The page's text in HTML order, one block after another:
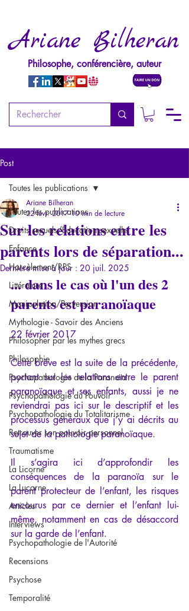
Ariane Bilheran
Philosophe, conférencière, auteur
Post
Toutes les publications
Droits sexuels/Education sexuelle
Enfance
Harcèlement/RPS
Littérature
Manipulation/Perversion
Mythologie - Savoir des Anciens
Philosopher par les mythes grecs
Philosophie
Psychopathologie de la Paranoïa
Psychopathologie du Pouvoir
Psychopathologie du Totalitarisme
Retrouver son pouvoir personnel
Traumatisme
La Licorne
La Lucarne
Articles
Interviews
Psychopathologie de l'Autorité
Recensions
Psychose
Temporalité
Toutes les publications
Sur les relations entre les
parents lors de séparation...
Ariane Bilheran
22 févr. 2017 10 min de lecture
Dernière mise à jour : 20 juil. 2025
... dans le cas où l'un des 2
parents est paranoïaque
22 février 2017
Cette brève est la suite de la précédente,
portant sur les relations entre le parent
paranoïaque et ses enfants, aussi je ne
reviendrai pas ici sur le descriptif et les
processus généraux que j’y ai décrits au
sujet de la pathologie paranoïaque.
Il s’agira ici d’approfondir les
conséquences de la paranoïa sur le
parent protecteur de l’enfant, les risques
encourus par ce dernier et l’enfant lui-
même, notamment en cas de désaccord
sur la garde de l’enfant.